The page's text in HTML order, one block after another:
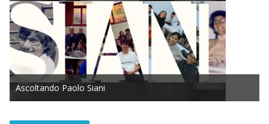
Ascoltando Paolo Siani